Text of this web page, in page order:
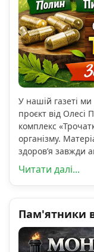
У нашій газеті
проєкт від Олесі
комплекс
організму.
здоров’я завжди
Читати далі...
Пам'ятники